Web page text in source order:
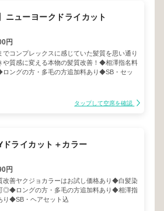
ニューヨークドライカット
円
コンプレックスに感じていた髪質を思い通り
や質感に変える本物の髪質改善！◆相澤指名料
ングの方・多毛の方追加料あり◆SB・セッ
タップして空席を確認
ドライカット＋カラー
円
善ヤクジョカラーはお試し価格あり◆白髪染
◎◆ロングの方・多毛の方追加料あり◆相澤指
り◆SB・ヘアセット込